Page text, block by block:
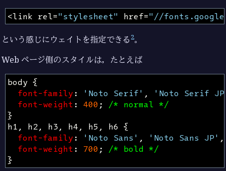
<link rel="stylesheet" href="//
という感じにウェイトを指定できる 2。
Web ページ側のスタイルは，たとえば
body {
font-family : 'Noto Serif' ,
'Noto Serif
font-weight : 400 ;
/* normal */
}
h1 , h2, h3 , h4, h5 , h6 {
font-family : 'Noto Sans' , 'Noto Sans JP' ,
font-weight : 700 ;
/* bold */
}